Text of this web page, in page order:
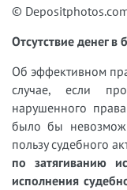
©
Отсутствие денег
Об эффективном
случае, если
нарушенного
было бы
пользу судебного
по затягиванию
исполнения